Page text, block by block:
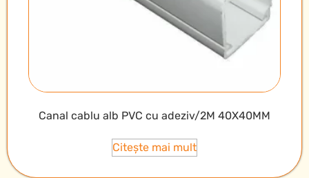
Canal cablu alb PVC cu adeziv/2M 40X40MM
Citește mai mult